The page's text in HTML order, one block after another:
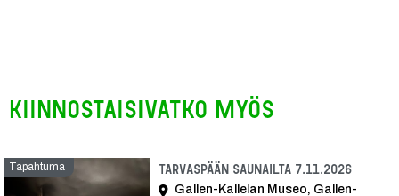
Kiinnostaisivatko myös
Tapahtuma Tarvaspään saunailta 7.11.2026
Gallen-Kallelan Museo, Gallen-